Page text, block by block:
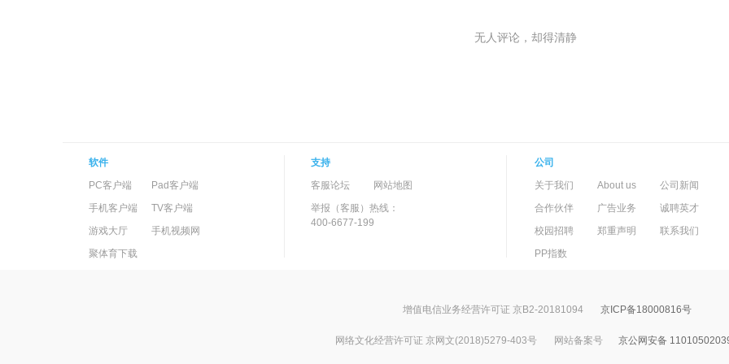
无人评论，却得清静
软件
PC客户端
Pad客户端
手机客户端
TV客户端
游戏大厅
手机视频网
聚体育下载
支持
客服论坛
网站地图
举报（客服）热线：
400-6677-199
公司
关于我们
About us
公司新闻
合作伙伴
广告业务
诚聘英才
校园招聘
郑重声明 联系我们
PP指数
增值电信业务经营许可证 京B2-20181094 京ICP备18000816号
网络文化经营许可证 京网文(2018)5279-403号 网站备案号 京公网安备